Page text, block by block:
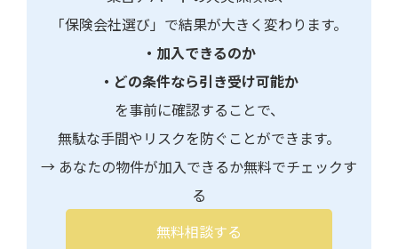
「保険会社選び」で結果が大きく変わります。
・加入できるのか
・どの条件なら引き受け可能か
を事前に確認することで、
無駄な手間やリスクを防ぐことができます。
→ あなたの物件が加入できるか無料でチェックす
る
無料相談する